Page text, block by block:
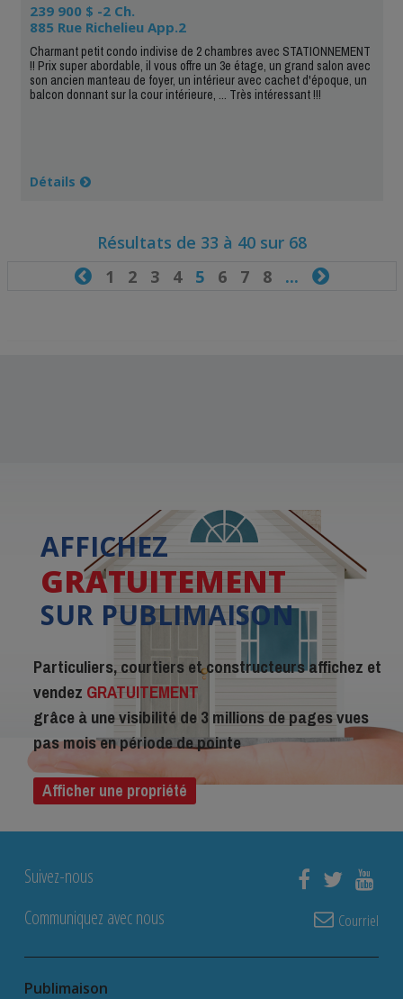
239 900 $ -2 Ch.
885 Rue Richelieu App.2
Charmant petit condo indivise de 2 chambres avec STATIONNEMENT
!! Prix super abordable, il vous offre un 3e étage, un grand salon avec
son ancien manteau de foyer, un intérieur avec cachet d'époque, un
balcon donnant sur la cour intérieure, ... Très intéressant !!!
Détails
Résultats de 33 à 40 sur 68
 1 2 3 45 6 7 8... 
AFFICHEZ
GRATUITEMENT
SUR PUBLIMAISON
Particuliers, courtiers et constructeurs affichez et
vendez GRATUITEMENT
grâce à une visibilité de 3 millions de pages vues
pas mois en période de pointe
Afficher une propriété
Suivez-nous
Communiquez avec nous
Courriel
Publimaison